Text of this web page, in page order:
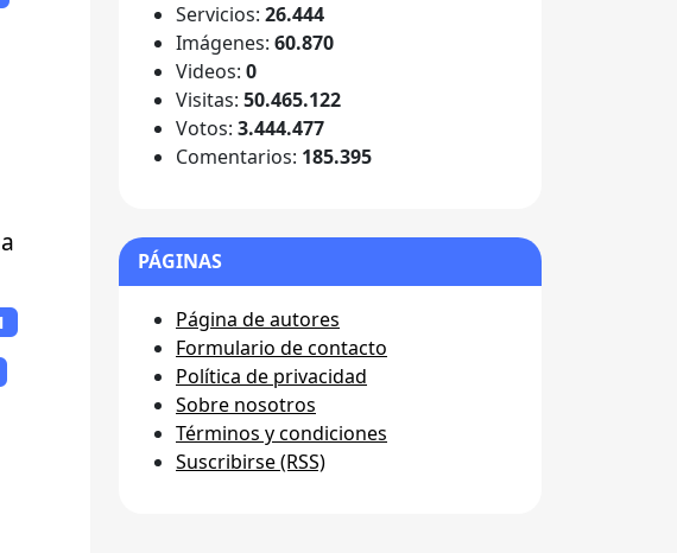
Servicios: 26.444
Imágenes: 60.870
Videos: 0
Visitas: 50.465.122
Votos: 3.444.477
Comentarios: 185.395
PÁGINAS
Página de autores
Formulario de contacto
Política de privacidad
Sobre nosotros
Términos y condiciones
Suscribirse (RSS)